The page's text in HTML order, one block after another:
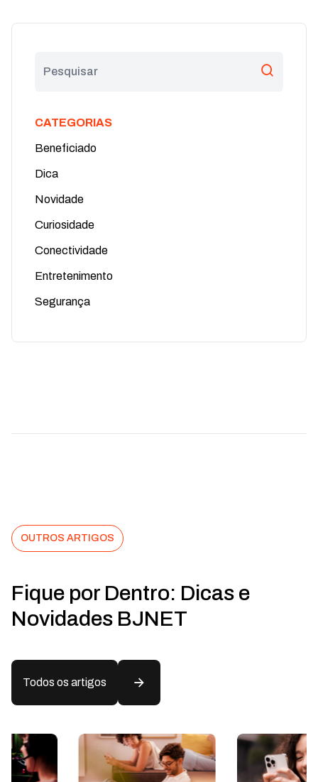
CATEGORIAS
Beneficiado
Dica
Novidade
Curiosidade
Conectividade
Entretenimento
Segurança
OUTROS ARTIGOS
Fique por Dentro: Dicas e
Novidades BJNET
Todos os artigos